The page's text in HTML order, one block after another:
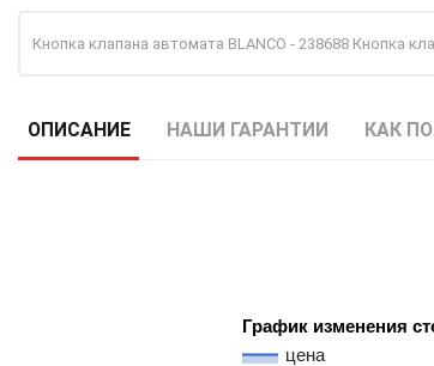
Кнопка клапана автомата BLANCO - 238688 Кнопка
ОПИСАНИЕ НАШИ ГАРАНТИИ КАК
График изменения
цена